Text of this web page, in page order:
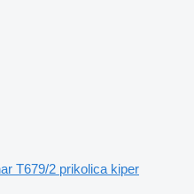
T679/2 prikolica kiper